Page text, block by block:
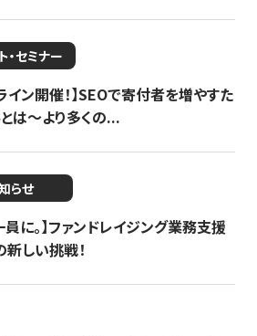
・セミナー
イン開催！】SEOで寄付者を増やすた
は～より多くの...
らせ
に。】ファンドレイジング業務支援
しい挑戦！